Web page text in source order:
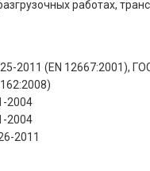
работах,
2011 (EN 12667:2001),
2004
2004
2011